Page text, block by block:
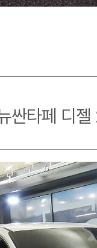
싼타페 디